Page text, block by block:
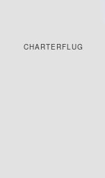
CHARTERFLUG